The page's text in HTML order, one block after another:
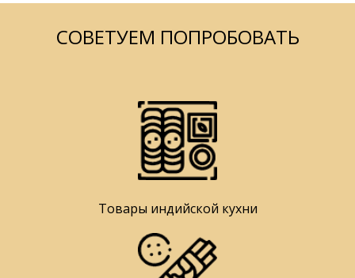
СОВЕТУЕМ ПОПРОБОВАТЬ
Товары индийской кухни